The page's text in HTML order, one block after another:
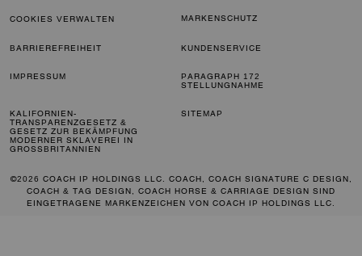
COOKIES VERWALTEN MARKENSCHUTZ
BARRIEREFREIHEIT KUNDENSERVICE
IMPRESSUM
PARAGRAPH 172
STELLUNGNAHME
KALIFORNIEN-
TRANSPARENZGESETZ &
GESETZ ZUR BEKÄMPFUNG
MODERNER SKLAVEREI IN
GROSSBRITANNIEN
SITEMAP
©2026 COACH IP HOLDINGS LLC. COACH, COACH SIGNATURE C DESIGN,
COACH & TAG DESIGN, COACH HORSE & CARRIAGE DESIGN SIND
EINGETRAGENE MARKENZEICHEN VON COACH IP HOLDINGS LLC.